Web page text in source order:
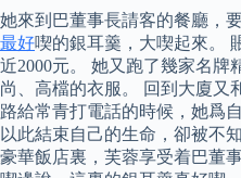
她來到巴董事長請客的餐廳，
最好喫的銀耳羹，大喫起來。
近2000元。 她又跑了幾家名牌
尚、高檔的衣服。 回到大廈又
路給常青打電話的時候，她爲
以此結束自己的生命，卻被不
豪華飯店裏，芙蓉享受着巴董